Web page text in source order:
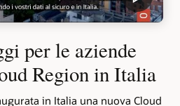
per le aziende
Region in Italia
in Italia una nuova Cloud